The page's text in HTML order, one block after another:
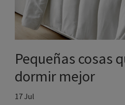
Pequeñas cosas
a dormir mejor